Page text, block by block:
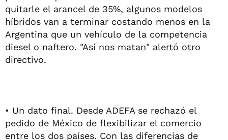
quitarle el arancel de 35%, algunos modelos
híbridos van a terminar costando menos en la
Argentina que un vehículo de la competencia
diesel o naftero. "Así nos matan" alertó otro
directivo.
• Un dato final. Desde ADEFA se rechazó el
pedido de México de flexibilizar el comercio
entre los dos países. Con las diferencias de